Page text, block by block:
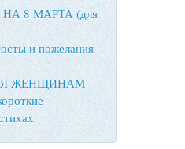
8 МАРТА (для
и пожелания
ЖЕНЩИНАМ